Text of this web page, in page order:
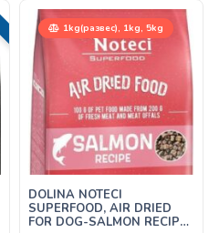
1kg(развес), 1kg, 5kg
DOLINA NOTECI
SUPERFOOD, AIR DRIED
FOR DOG-SALMON RECIPE,